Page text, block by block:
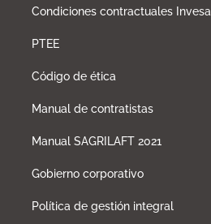
Condiciones contractuales Invesa
PTEE
Código de ética
Manual de contratistas
Manual SAGRILAFT 2021
Gobierno corporativo
Política de gestión integral